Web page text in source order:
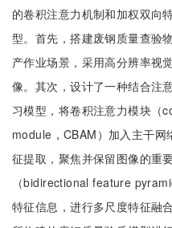
的卷积注意力机制和加权双向
型。首先，搭建废钢质量查验
产作业场景，采用高分辨率视
像。其次，设计了一种结合注
习模型，将卷积注意力模块
module，CBAM）加入主干
征提取，聚焦并保留图像的重
（bidirectional feature
特征信息，进行多尺度特征融